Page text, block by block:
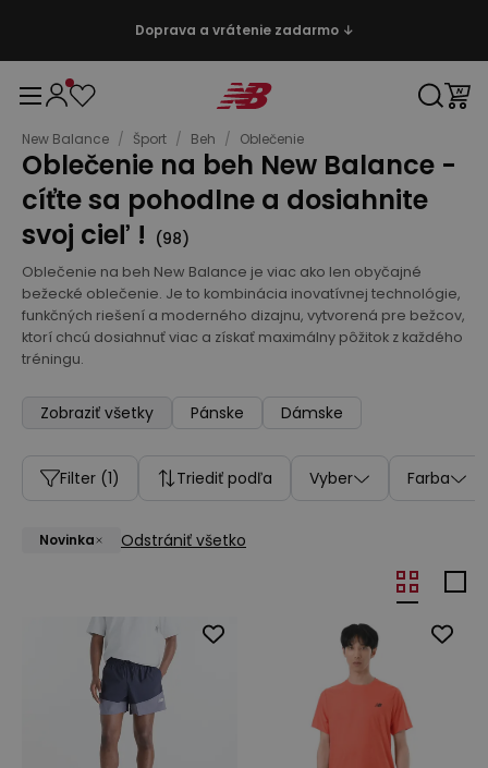
Doprava a vrátenie zadarmo ↓
New Balance / Šport / Beh / Oblečenie
Oblečenie na beh New Balance -
cíťte sa pohodlne a dosiahnite
svoj cieľ ! (98)
Oblečenie na beh New Balance je viac ako len obyčajné
bežecké oblečenie. Je to kombinácia inovatívnej technológie,
funkčných riešení a moderného dizajnu, vytvorená pre bežcov,
ktorí chcú dosiahnuť viac a získať maximálny pôžitok z každého
tréningu.
Zobraziť všetky Pánske Dámske
Filter (1) Triediť podľa Vyber Farba
Novinka Odstrániť všetko